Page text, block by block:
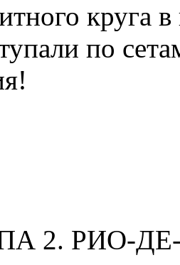
круга
по
2. РИО-